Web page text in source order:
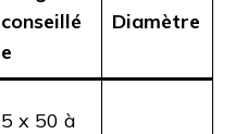
conseillé
e
Diamètre
5 x 50 à